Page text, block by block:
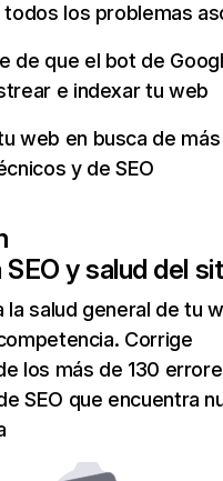
todos los problemas
de que el bot de
e indexar tu web
web en busca de
y de SEO
y salud del
la salud general de tu
Corrige
los más de 130
SEO que encuentra